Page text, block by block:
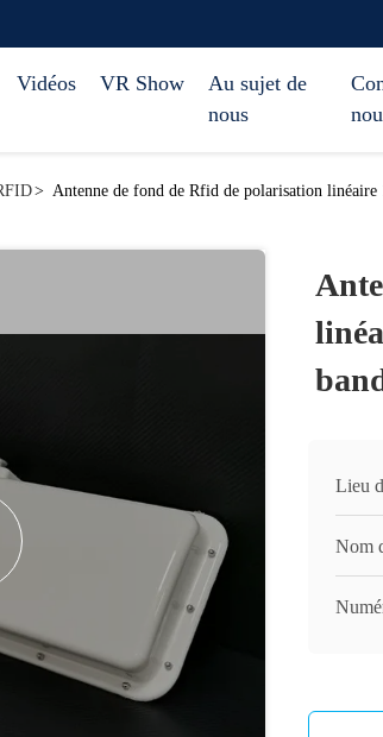
Vidéos VR Show
Au sujet de
nous
> Antenne de fond de Rfid de polarisation
Lieu
Nom